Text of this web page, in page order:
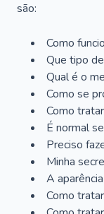
são:
Como
Que tipo
Qual é o
Como se
Como
É normal
Preciso
Minha
A
Como